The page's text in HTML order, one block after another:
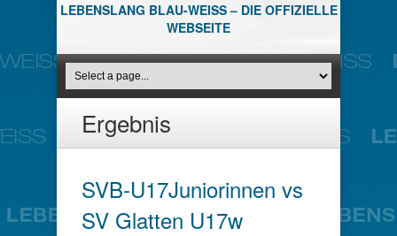
LEBENSLANG BLAU-WEISS – DIE OFFIZIELLE
WEBSEITE
Ergebnis
SVB-U17Juniorinnen vs
SV Glatten U17w